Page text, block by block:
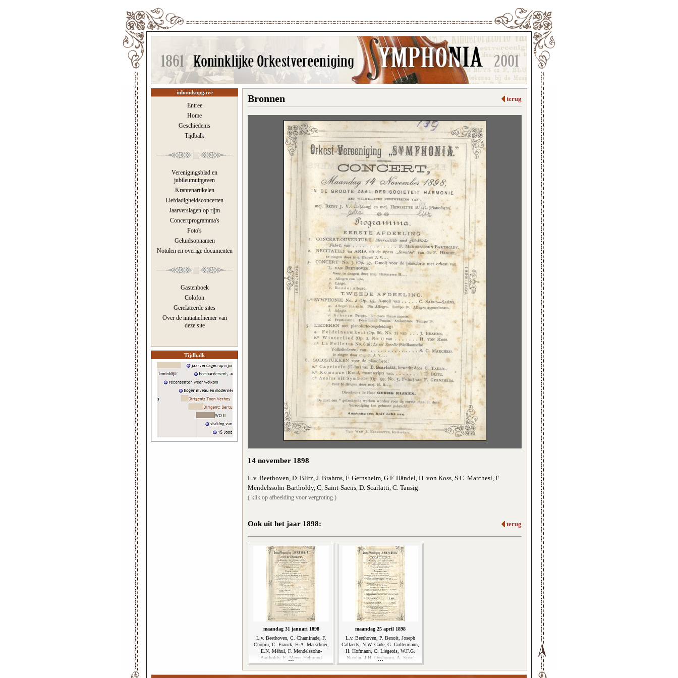
inhoudsopgave
Entree
Home
Geschiedenis
Tijdbalk
Verenigingsblad en
jubileumuitgaven
Krantenartikelen
Liefdadigheidsconcerten
Jaarverslagen op rijm
Concertprogramma's
Foto's
Geluidsopnamen
Notulen en overige documenten
Gastenboek
Colofon
Gerelateerde sites
Over de initiatiefnemer van
deze site
Tijdbalk
terug
Bronnen
14 november 1898
L.v. Beethoven, D. Blitz, J. Brahms, F. Gernsheim, G.F. Händel, H. von Koss, S.C. Marchesi, F.
Mendelssohn-Bartholdy, C. Saint-Saens, D. Scarlatti, C. Tausig
( klik op afbeelding voor vergroting )
terug
Ook uit het jaar 1898:
maandag 31 januari 1898
L.v. Beethoven, C. Chaminade, F.
Chopin, C. Franck, H.A. Marschner,
E.N. Méhul, F. Mendelssohn-
Bartholdy, E. Meyer-Helmund
maandag 25 april 1898
L.v. Beethoven, P. Benoit, Joseph
Callaerts, N.W. Gade, G. Goltermann,
H. Hofmann, C. Liégeois, W.F.G.
Nicolaï, J.H. Oushoorn, A. Spoel